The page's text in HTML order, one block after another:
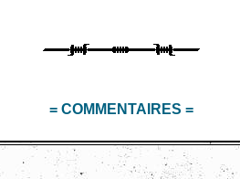
= COMMENTAIRES =